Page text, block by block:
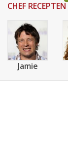
CHEF RECEPTEN
Jamie